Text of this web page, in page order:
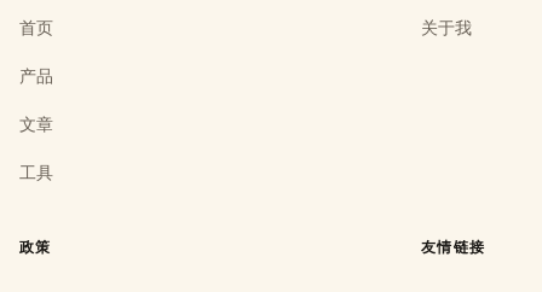
首页
产品
文章
工具
关于我
政策 友情链接